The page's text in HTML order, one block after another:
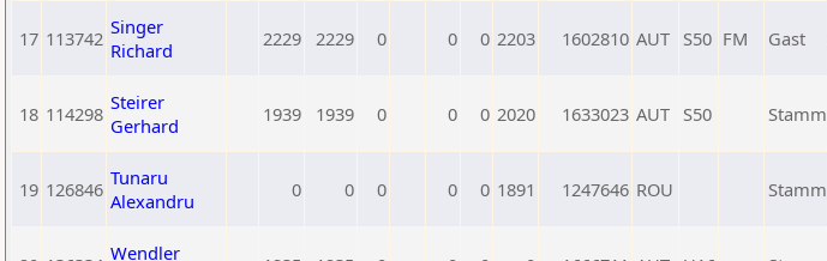
17 113742 Singer
Richard
2229 2229 0 0 0 2203 1602810 AUT S50 FM Gast
18 114298 Steirer
Gerhard
1939 1939 0 0 0 2020 1633023 AUT S50 Stamm
19 126846 Tunaru
Alexandru
0 0 0 0 0 1891 1247646 ROU Stamm
Wendler